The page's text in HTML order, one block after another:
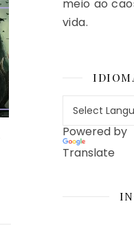
meio ao
vida.
Powered by
Translate